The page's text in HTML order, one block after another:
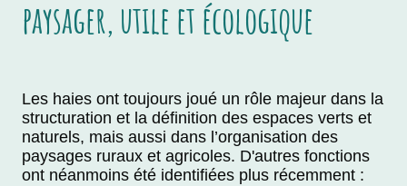
paysager, utile et écologique
Les haies ont toujours joué un rôle majeur dans la
structuration et la définition des espaces verts et
naturels, mais aussi dans l’organisation des
paysages ruraux et agricoles. D'autres fonctions
ont néanmoins été identifiées plus récemment :